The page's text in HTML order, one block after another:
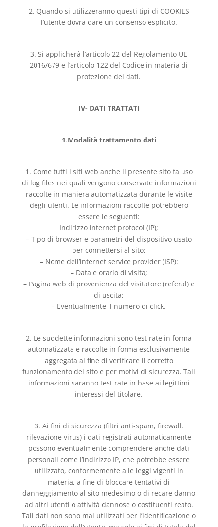
2. Quando si utilizzeranno questi tipi di COOKIES
l’utente dovrà dare un consenso esplicito.
3. Si applicherà l’articolo 22 del Regolamento UE
2016/679 e l’articolo 122 del Codice in materia di
protezione dei dati.
IV- DATI TRATTATI
1.Modalità trattamento dati
1. Come tutti i siti web anche il presente sito fa uso
di log files nei quali vengono conservate informazioni
raccolte in maniera automatizzata durante le visite
degli utenti. Le informazioni raccolte potrebbero
essere le seguenti:
Indirizzo internet protocol (IP);
– Tipo di browser e parametri del dispositivo usato
per connettersi al sito;
– Nome dell’internet service provider (ISP);
– Data e orario di visita;
– Pagina web di provenienza del visitatore (referal) e
di uscita;
– Eventualmente il numero di click.
2. Le suddette informazioni sono test rate in forma
automatizzata e raccolte in forma esclusivamente
aggregata al fine di verificare il corretto
funzionamento del sito e per motivi di sicurezza. Tali
informazioni saranno test rate in base ai legittimi
interessi del titolare.
3. Ai fini di sicurezza (filtri anti-spam, firewall,
rilevazione virus) i dati registrati automaticamente
possono eventualmente comprendere anche dati
personali come l’indirizzo IP, che potrebbe essere
utilizzato, conformemente alle leggi vigenti in
materia, a fine di bloccare tentativi di
danneggiamento al sito medesimo o di recare danno
ad altri utenti o attività dannose o costituenti reato.
Tali dati non sono mai utilizzati per l’identificazione o